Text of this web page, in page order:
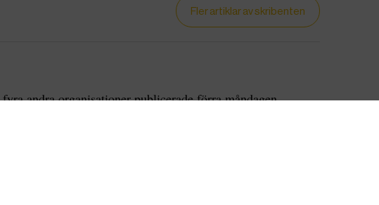
Fler artiklar av skribenten
andra organisationer publicerade förra måndagen
goes a long way: How downstream due diligence can
inbegripa riskanalys i hela värdekedjan. Det vill säga att
från det att en råvara utvinns tills dess att en produkt
hur denna sedan används av slutkunden.